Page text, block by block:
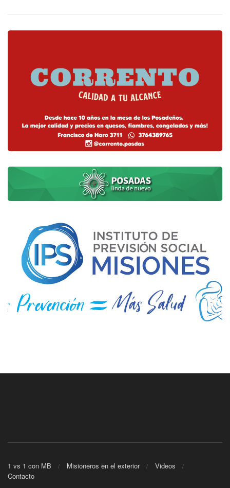
1 vs 1 con MB Misioneros en el exterior
Videos
Contacto